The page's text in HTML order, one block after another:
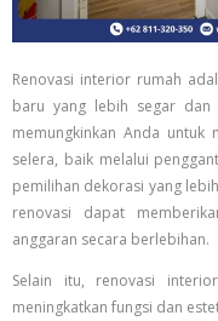
Renovasi interior rumah
baru yang lebih segar
memungkinkan Anda untuk
selera, baik melalui
pemilihan dekorasi yang
renovasi dapat
anggaran secara berlebihan.
Selain itu, renovasi
meningkatkan fungsi dan